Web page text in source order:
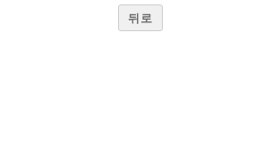
뒤로